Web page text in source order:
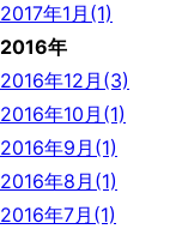
2017年1月(1)
2016年
2016年12月(3)
2016年10月(1)
2016年9月(1)
2016年8月(1)
2016年7月(1)